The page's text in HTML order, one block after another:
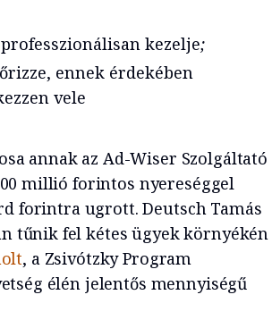
kezelje;
ennek érdekében
vele
annak az Ad-Wiser Szolgáltató
millió forintos nyereséggel
forintra ugrott. Deutsch Tamás
tűnik fel kétes ügyek környékén
, a Zsivótzky Program
élén jelentős mennyiségű